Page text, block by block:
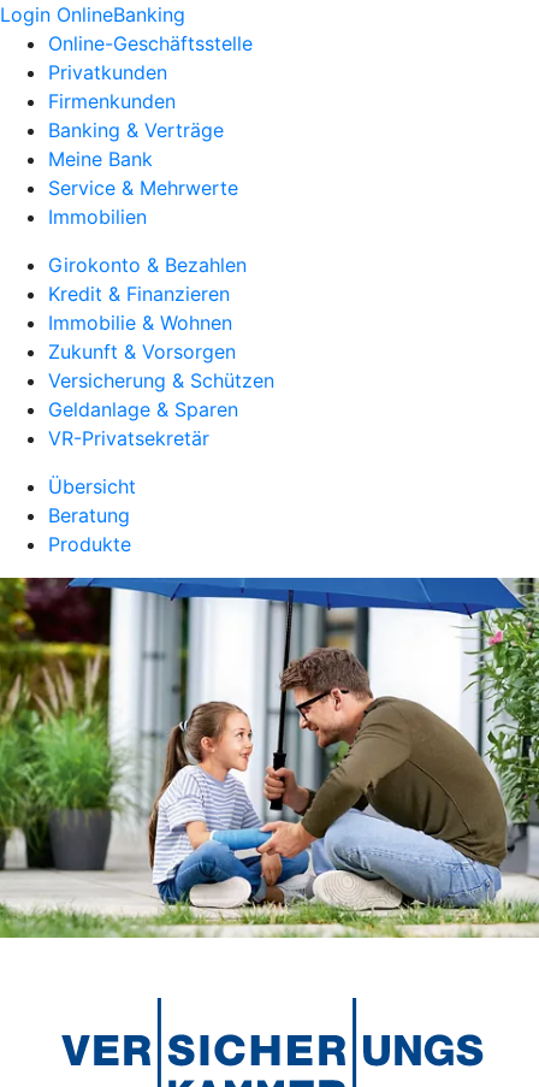
Login OnlineBanking
Online-Geschäftsstelle
Privatkunden
Firmenkunden
Banking & Verträge
Meine Bank
Service & Mehrwerte
Immobilien
Girokonto & Bezahlen
Kredit & Finanzieren
Immobilie & Wohnen
Zukunft & Vorsorgen
Versicherung & Schützen
Geldanlage & Sparen
VR-Privatsekretär
Übersicht
Beratung
Produkte